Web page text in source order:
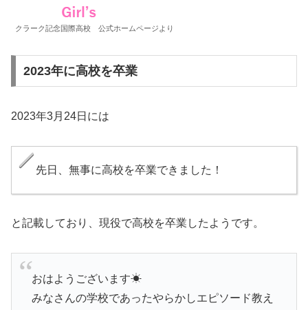
クラーク記念国際高校 公式ホームページより
2023年に高校を卒業
2023年3月24日には
先日、無事に高校を卒業できました！
と記載しており、現役で高校を卒業したようです。
おはようございます☀
みなさんの学校であったやらかしエピソード教え